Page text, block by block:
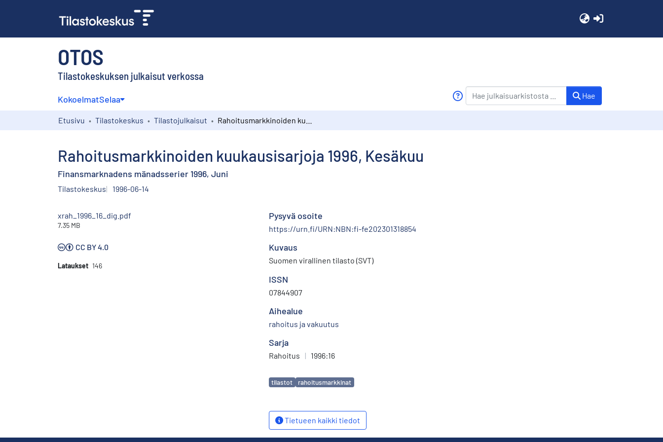
OTOS
Tilastokeskuksen julkaisut verkossa
KokoelmatSelaa Hae
Etusivu Tilastokeskus Tilastojulkaisut
Rahoitusmarkkinoiden kuukausisarjoja 1996, Kesäkuu
Finansmarknadens mänadsserier 1996, Juni
Tilastokeskus 1996-06-14
xrah_1996_16_dig.pdf
7.35 MB
CC BY 4.0
Lataukset 146
Pysyvä osoite
https://urn.fi/URN:NBN:fi-fe202301318854
Kuvaus
Suomen virallinen tilasto (SVT)
ISSN
07844907
Aihealue
rahoitus ja vakuutus
Sarja
Rahoitus | 1996:16
Avainsanat
tilastot rahoitusmarkkinat
Tietueen kaikki tiedot